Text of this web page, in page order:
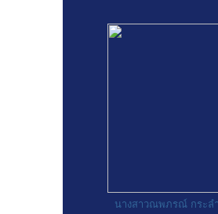
นางสาวณพภรณ์ กระล